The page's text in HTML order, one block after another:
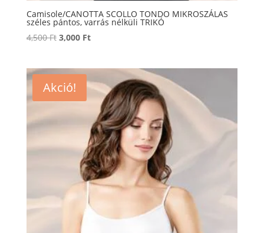
Camisole/CANOTTA SCOLLO TONDO MIKROSZÁLAS
széles pántos, varrás nélküli TRIKÓ
4,500Ft Original
4,500 Ft.
3,000 FtCurrent
Akció!